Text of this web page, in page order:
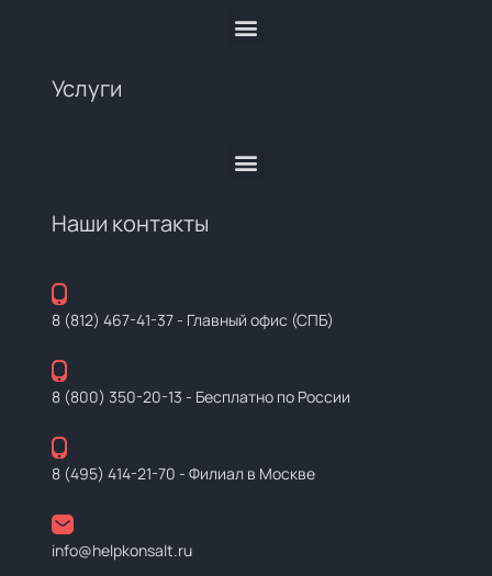
Услуги
Наши контакты
8 (812) 467-41-37- Главный офис (СПБ)
8 (800) 350-20-13 - Бесплатно по России
8 (495) 414-21-70 - Филиал в Москве
info@helpkonsalt.ru